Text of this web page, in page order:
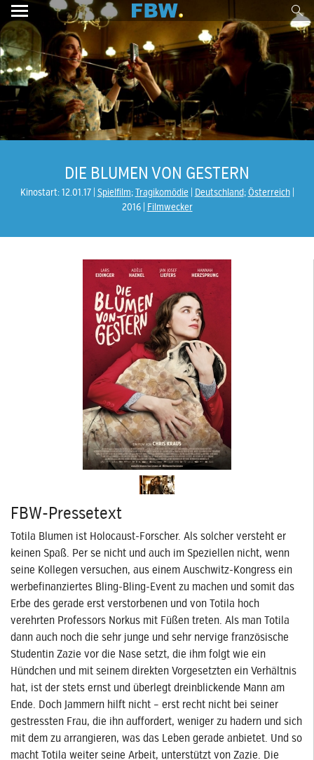
DIE BLUMEN VON GESTERN
Kinostart: 12.01.17 Spielfilm;Tragikomödie Deutschland;Österreich
2016
Filmwecker
FBW-Pressetext
Totila Blumen ist Holocaust-Forscher. Als solcher versteht er
keinen Spaß. Per se nicht und auch im Speziellen nicht, wenn
seine Kollegen versuchen, aus einem Auschwitz-Kongress ein
werbefinanziertes Bling-Bling-Event zu machen und somit das
Erbe des gerade erst verstorbenen und von Totila hoch
verehrten Professors Norkus mit Füßen treten. Als man Totila
dann auch noch die sehr junge und sehr nervige französische
Studentin Zazie vor die Nase setzt, die ihm folgt wie ein
Hündchen und mit seinem direkten Vorgesetzten ein Verhältnis
hat, ist der stets ernst und überlegt dreinblickende Mann am
Ende. Doch Jammern hilft nicht – erst recht nicht bei seiner
gestressten Frau, die ihn auffordert, weniger zu hadern und sich
mit dem zu arrangieren, was das Leben gerade anbietet. Und so
macht Totila weiter seine Arbeit, unterstützt von Zazie. Die